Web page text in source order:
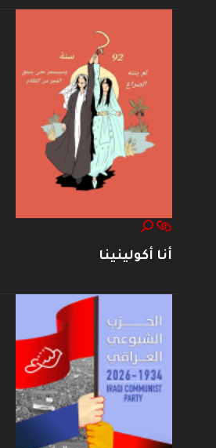
أنا أكولينينا